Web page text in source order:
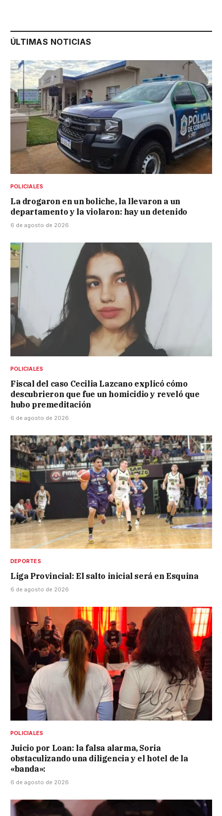
ÚLTIMAS NOTICIAS
POLICIALES
La drogaron en un boliche, la llevaron a un
departamento y la violaron: hay un detenido
6 de agosto de 2026
POLICIALES
Fiscal del caso Cecilia Lazcano explicó cómo
descubrieron que fue un homicidio y reveló que
hubo premeditación
6 de agosto de 2026
DEPORTES
Liga Provincial: El salto inicial será en Esquina
6 de agosto de 2026
POLICIALES
Juicio por Loan: la falsa alarma, Soria
obstaculizando una diligencia y el hotel de la
«banda»:
6 de agosto de 2026